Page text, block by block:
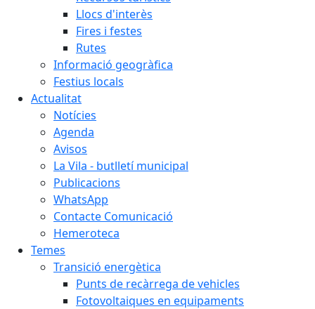
Llocs d'interès
Fires i festes
Rutes
Informació geogràfica
Festius locals
Actualitat
Notícies
Agenda
Avisos
La Vila - butlletí municipal
Publicacions
WhatsApp
Contacte Comunicació
Hemeroteca
Temes
Transició energètica
Punts de recàrrega de vehicles
Fotovoltaiques en equipaments